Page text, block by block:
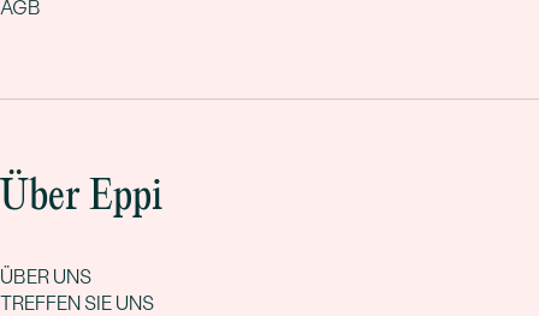
AGB
Über Eppi
ÜBER UNS
TREFFEN SIE UNS